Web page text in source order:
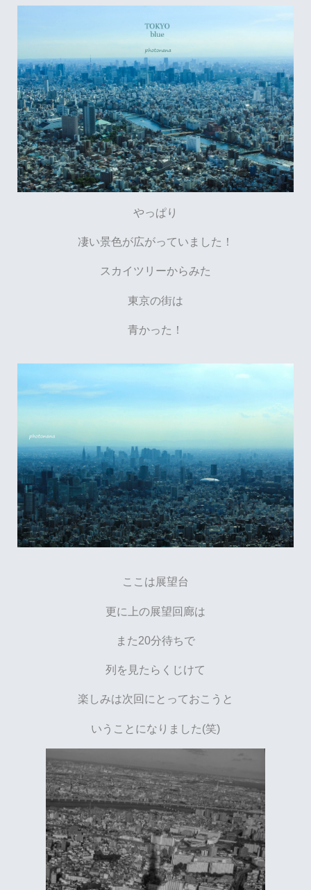
やっぱり
凄い景色が広がっていました！
スカイツリーからみた
東京の街は
青かった！
ここは展望台
更に上の展望回廊は
また20分待ちで
列を見たらくじけて
楽しみは次回にとっておこうと
いうことになりました(笑)